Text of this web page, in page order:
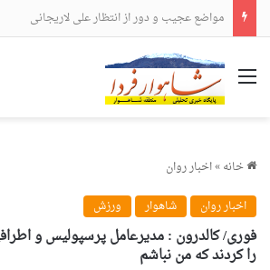
مواضع عجیب و دور از انتظار علی لاریجانی
منو
خانه»اخبار روان
اخبار روان
شاهوار ورزش
فوری/ کالدرون : مدیرعامل پرسپولیس و
را کردند که من نباشم